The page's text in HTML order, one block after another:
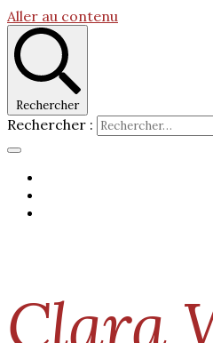
Aller au contenu
Rechercher
Rechercher :
Clara